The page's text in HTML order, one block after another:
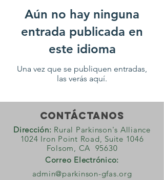
Aún no hay ninguna
entrada publicada en
este idioma
Una vez que se publiquen entradas,
las verás aquí.
CONTÁCTANOS
Dirección: Rural Parkinson's Alliance
1024 Iron Point Road, Suite 1046
Folsom, CA 95630
Correo Electrónico:
admin@parkinson-gfas.org